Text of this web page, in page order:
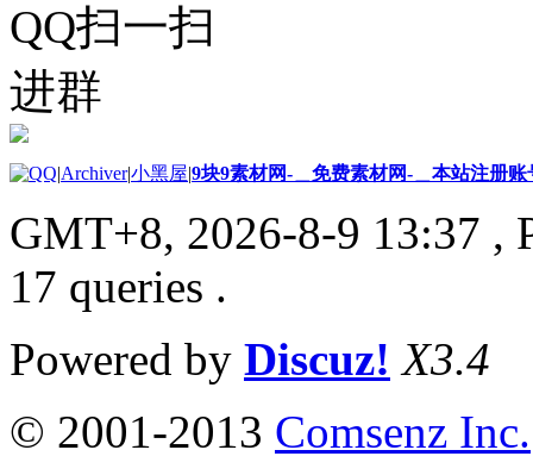
QQ扫一扫
进群
|Archiver|小黑屋|9块9素材网-＿免费素材网-＿本站注册账
GMT+8, 2026-8-9 13:37 ,
17 queries .
Powered by Discuz! X3.4
© 2001-2013 Comsenz Inc.